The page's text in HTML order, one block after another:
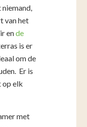
van het
ende
is er
om de
Er is
op elk
met